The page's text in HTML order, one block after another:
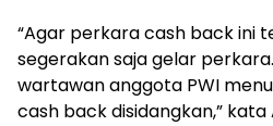
“Agar perkara cash back ini
segerakan saja gelar
wartawan anggota PWI
cash back disidangkan,” kata